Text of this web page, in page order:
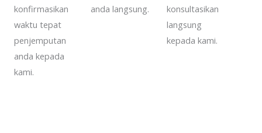
konfirmasikan
waktu tepat
penjemputan
anda kepada
kami.
anda langsung.
konsultasikan
langsung
kepada kami.